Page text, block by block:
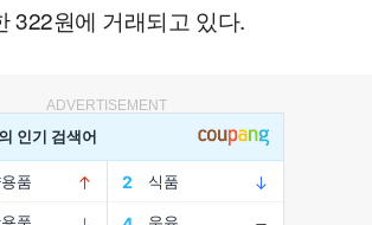
322원에 거래되고 있다.
ADVERTISEMENT